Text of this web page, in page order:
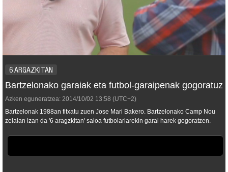
6 ARGAZKITAN
Bartzelonako garaiak eta futbol-garaipenak gogoratuz
Azken eguneratzea: 2014/10/02 13:58 (UTC+2)
Bartzelonak 1988an fitxatu zuen Jose Mari Bakero. Bartzelonako Camp Nou
zelaian izan da '6 aragzkitan' saioa futbolariarekin garai harek gogoratzen.